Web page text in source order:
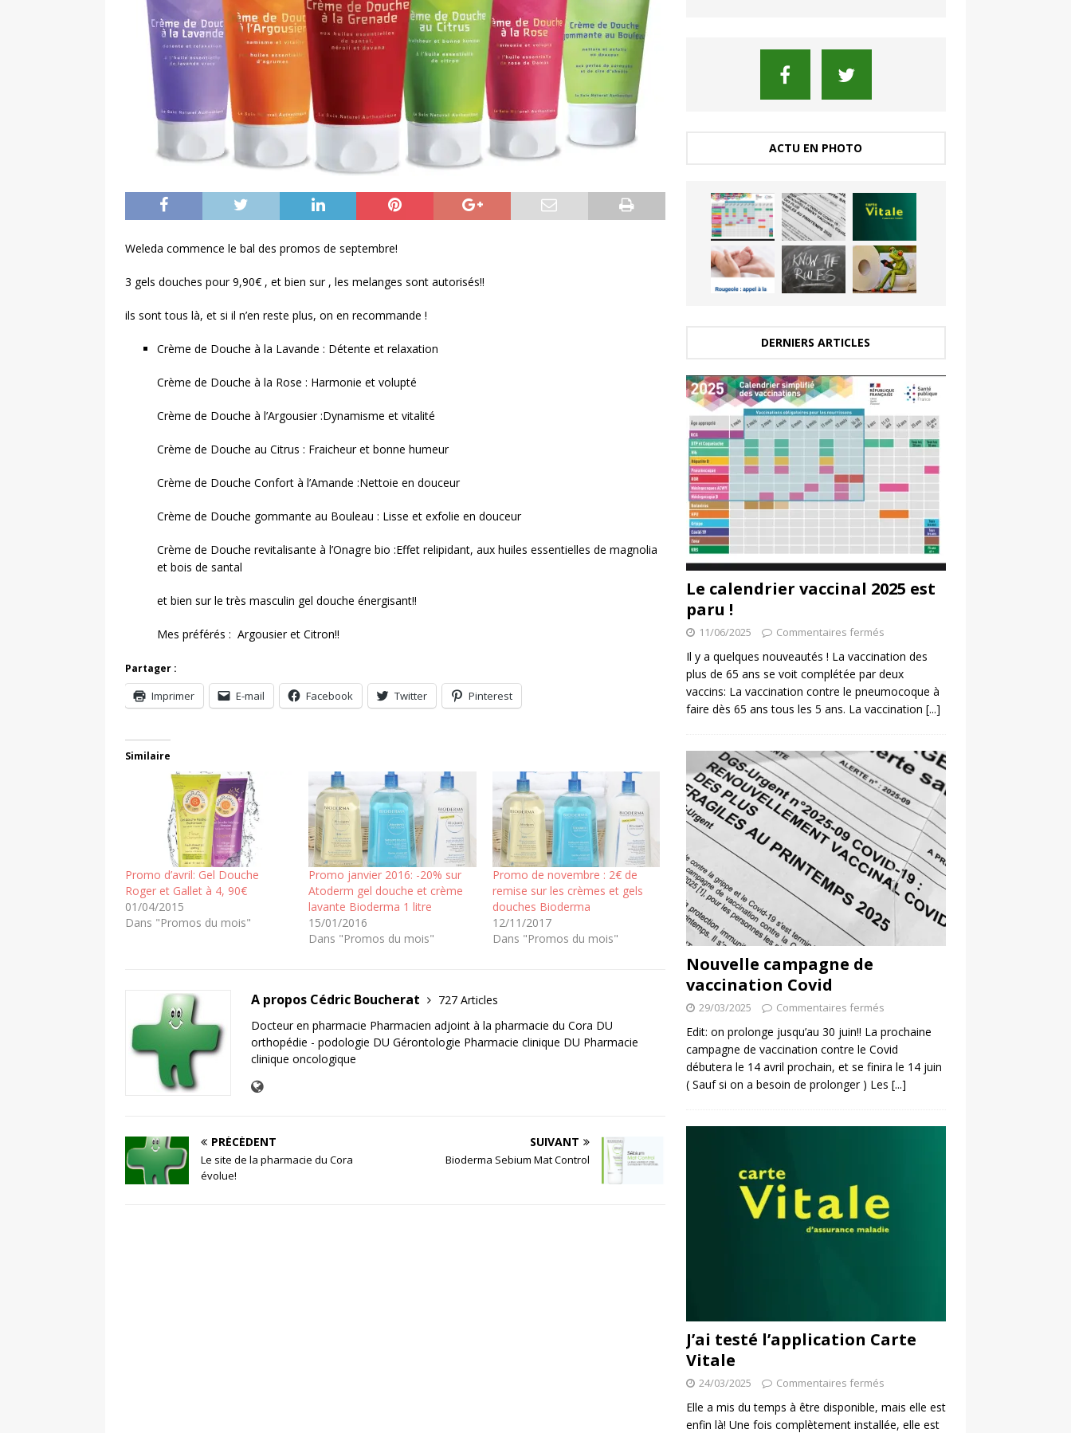
Weleda commence le bal des promos de septembre!
3 gels douches pour 9,90€ , et bien sur , les melanges sont autorisés!!
ils sont tous là, et si il n’en reste plus, on en recommande !
Crème de Douche à la Lavande : Détente et relaxation
Crème de Douche à la Rose : Harmonie et volupté
Crème de Douche à l’Argousier :Dynamisme et vitalité
Crème de Douche au Citrus : Fraicheur et bonne humeur
Crème de Douche Confort à l’Amande :Nettoie en douceur
Crème de Douche gommante au Bouleau : Lisse et exfolie en douceur
Crème de Douche revitalisante à l’Onagre bio :Effet relipidant, aux huiles essentielles de magnolia
et bois de santal
et bien sur le très masculin gel douche énergisant!!
Mes préférés : Argousier et Citron!!
Partager :
Imprimer E-mail Facebook Twitter Pinterest
Similaire
Promo d’avril: Gel Douche
Roger et Gallet à 4, 90€
01/04/2015
Dans "Promos du mois"
Promo janvier 2016: -20% sur
Atoderm gel douche et crème
lavante Bioderma 1 litre
15/01/2016
Dans "Promos du mois"
Promo de novembre : 2€ de
remise sur les crèmes et gels
douches Bioderma
12/11/2017
Dans "Promos du mois"
A propos Cédric Boucherat
727 Articles
Docteur en pharmacie Pharmacien adjoint à la pharmacie du Cora DU
orthopédie - podologie DU Gérontologie Pharmacie clinique DU Pharmacie
clinique oncologique
PRÉCÉDENT
Le site de la pharmacie du Cora
évolue!
SUIVANT
Bioderma Sebium Mat Control
ACTU EN PHOTO
DERNIERS ARTICLES
Le calendrier vaccinal 2025 est
paru !
11/06/2025 Commentaires fermés
Il y a quelques nouveautés ! La vaccination des
plus de 65 ans se voit complétée par deux
vaccins: La vaccination contre le pneumocoque à
faire dès 65 ans tous les 5 ans. La vaccination [...]
Nouvelle campagne de
vaccination Covid
29/03/2025 Commentaires fermés
Edit: on prolonge jusqu’au 30 juin!! La prochaine
campagne de vaccination contre le Covid
débutera le 14 avril prochain, et se finira le 14 juin
( Sauf si on a besoin de prolonger ) Les [...]
J’ai testé l’application Carte
Vitale
24/03/2025 Commentaires fermés
Elle a mis du temps à être disponible, mais elle est
enfin là! Une fois complètement installée, elle est